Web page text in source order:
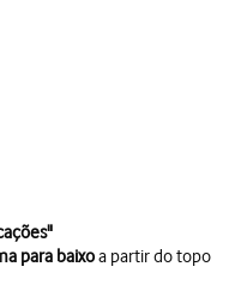
"
para baixoa partir do topo